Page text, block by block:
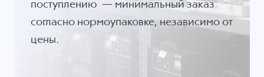
поступлению — минимальный заказ
согласно нормоупаковке, независимо от
цены.